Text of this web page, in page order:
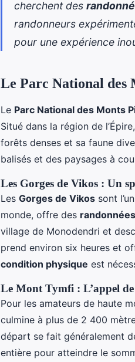
cherchent des
randonneurs
pour une expérience
Le Parc National des
Le Parc National des Monts
Situé dans la région de
forêts denses et sa faune
balisés et des paysages à
Les Gorges de Vikos : Un
Les Gorges de Vikos sont
monde, offre des randonnées
village de Monodendri et
prend environ six heures et
condition physique est
Le Mont Tymfi : L’appel
Pour les amateurs de haute
culmine à plus de 2 400
départ se fait généralement
entière pour atteindre le